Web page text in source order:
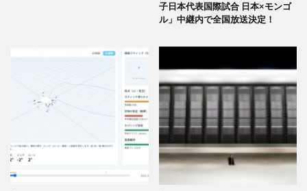
子日本代表国際試合 日本×モンゴ
ル」中継内で全国放送決定！